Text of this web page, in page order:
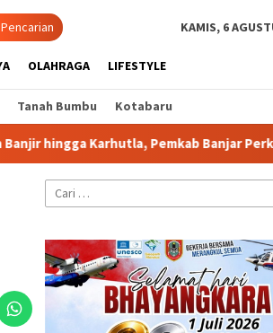
Pencarian KAMIS, 6
OLAHRAGA LIFESTYLE
Tanah Bumbu Kotabaru
Karhutla, Pemkab Banjar Perkuat Literasi
Cari
untuk: